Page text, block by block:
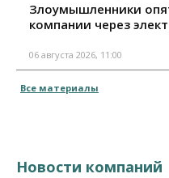
Злоумышленники
компании через
06 августа 2026, 11:00
Все материалы
Новости компаний